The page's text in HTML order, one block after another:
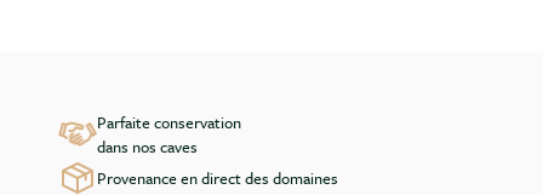
Parfaite conservation
dans nos caves
Provenance en direct des domaines